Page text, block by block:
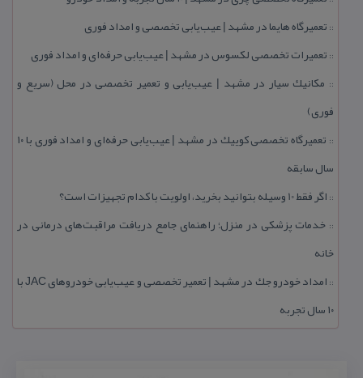
:: تعمیرگاه هایما در مشهد | عیب‌یابی تخصصی و امداد فوری
:: تعمیرات تخصصی لكسوس در مشهد | عیب‌یابی حرفه‌ای و امداد فوری
:: مكانیك سیار در مشهد | عیب‌یابی و تعمیر تخصصی در محل (سریع و
فوری)
::
تعمیرگاه تخصصی كوییك در مشهد | عیب‌یابی حرفه‌ای و امداد فوری با ۱۰
سال سابقه
:: اگر فقط 10 وسیله بتوانید بخرید، اولویت با كدام تجهیزات است؟
:: خدمات پزشكی در منزل؛ راهنمای جامع دریافت مراقبت‌های درمانی در
خانه
::
امداد خودرو جك در مشهد | تعمیر تخصصی و عیب‌یابی خودروهای JAC با
۱۰ سال تجربه